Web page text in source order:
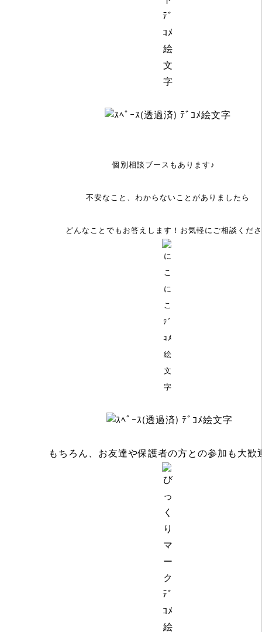
個別相談ブースもあります♪
不安なこと、わからないことがありましたら
どんなことでもお答えします！お気軽にご相談くだ
もちろん、お友達や保護者の方との参加も大歓